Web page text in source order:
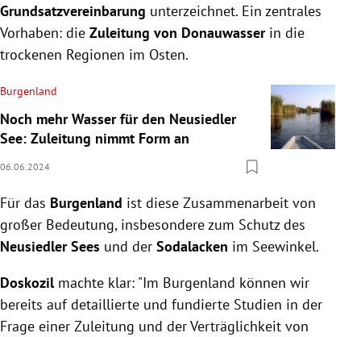
Grundsatzvereinbarung unterzeichnet. Ein zentrales
Vorhaben: die Zuleitung von Donauwasserin die
trockenen Regionen im Osten.
Burgenland
Noch mehr Wasser für den Neusiedler
See: Zuleitung nimmt Form an
06.06.2024
Für das Burgenland ist diese Zusammenarbeit von
großer Bedeutung, insbesondere zum Schutz des
Neusiedler Sees und der Sodalacken im Seewinkel.
Doskozil machte klar: "Im Burgenland können wir
bereits auf detaillierte und fundierte Studien in der
Frage einer Zuleitung und der Verträglichkeit von